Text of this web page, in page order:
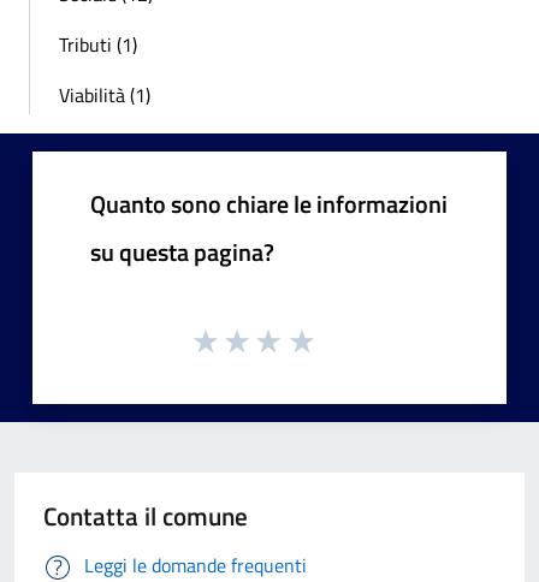
Tributi (1)
Viabilità (1)
Quanto sono chiare le informazioni
su questa pagina?
Contatta il comune
Leggi le domande frequenti